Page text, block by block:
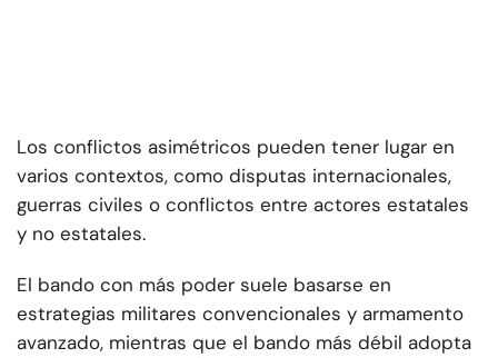
Los conflictos asimétricos pueden tener lugar en
varios contextos, como disputas internacionales,
guerras civiles o conflictos entre actores estatales
y no estatales.
El bando con más poder suele basarse en
estrategias militares convencionales y armamento
avanzado, mientras que el bando más débil adopta